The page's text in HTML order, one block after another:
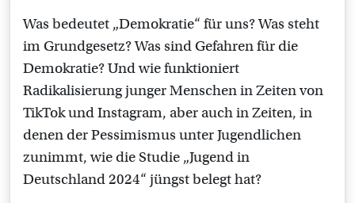
Was bedeutet „Demokratie“ für uns? Was steht
im Grundgesetz? Was sind Gefahren für die
Demokratie? Und wie funktioniert
Radikalisierung junger Menschen in Zeiten von
TikTok und Instagram, aber auch in Zeiten, in
denen der Pessimismus unter Jugendlichen
zunimmt, wie die Studie „Jugend in
Deutschland 2024“ jüngst belegt hat?